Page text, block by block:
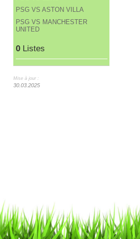
PSG VS ASTON VILLA
PSG VS MANCHESTER
UNITED
0Listes
Mise à jour :
30.03.2025